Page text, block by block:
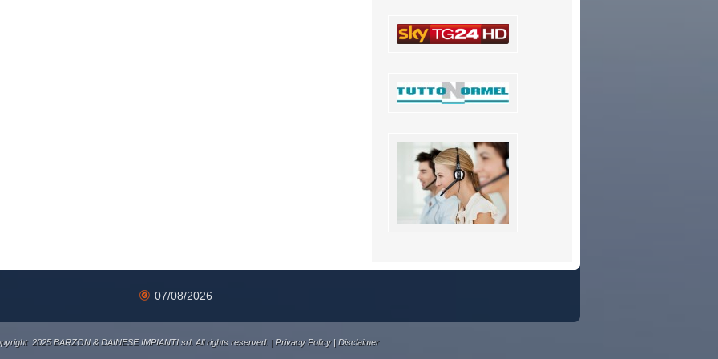
07/08/2026
2025 BARZON & DAINESE IMPIANTI srl. All rights reserved. | Privacy Policy| Disclaimer